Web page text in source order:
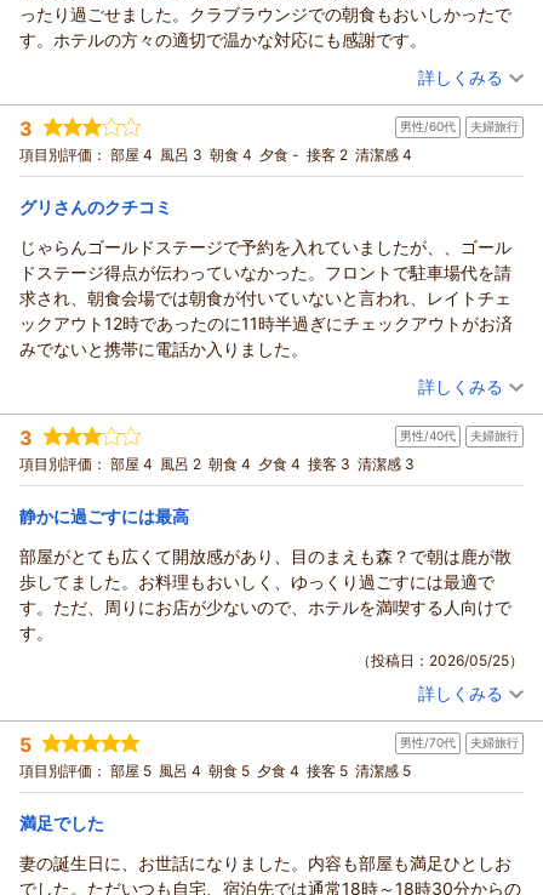
ったり過ごせました。クラブラウンジでの朝食もおいしかったで
す。ホテルの方々の適切で温かな対応にも感謝です。
（投稿日：2026/06/01）
宿泊時期： 2026年05月宿泊 (その他)
投稿者： ともちゃんさん
宿泊プラン： 【じゃらんスペシャルウィーク】静けさと自然が寄り添う、京
都・宝ヶ池のひととき（朝食付き）
ツイン 朝のみ
宿泊価格帯： 15,001～16,000円(大人一人あたり/税込)
詳しくみる
3 男性/60代 夫婦旅行
項目別評価： 部屋 4 風呂 3 朝食 4 夕食 - 接客 2 清潔感 4
グリさんのクチコミ
じゃらんゴールドステージで予約を入れていましたが、、ゴール
ドステージ得点が伝わっていなかった。フロントで駐車場代を請
求され、朝食会場では朝食が付いていないと言われ、レイトチェ
ックアウト12時であったのに11時半過ぎにチェックアウトがお済
みでないと携帯に電話か入りました。
（投稿日：2026/05/31）
宿泊時期： 2026年05月宿泊 (夫婦旅行)
投稿者： グリさん(男性/60代)
宿泊プラン： 【じゃらんのお得な10日間】1月●心ほどける、京都・宝ヶ池
のやすらぎステイ（ラウンジ朝食付き）
ツイン 朝のみ
宿泊価格帯： 30,001円以上(大人一人あたり/税込)
詳しくみる
3 男性/40代 夫婦旅行
項目別評価： 部屋 4 風呂 2 朝食 4 夕食 4 接客 3 清潔感 3
静かに過ごすには最高
部屋がとても広くて開放感があり、目のまえも森？で朝は鹿が散
歩してました。お料理もおいしく、ゆっくり過ごすには最適で
す。ただ、周りにお店が少ないので、ホテルを満喫する人向けで
す。
（投稿日：2026/05/25）
投稿者： ベルクラウスさん(男性/40代)
宿泊プラン： 夕食は気軽にコースディナーで京都を満喫！（夕朝食付き）
ツイン 朝・夕
宿泊価格帯： 20,001～21,000円(大人一人あたり/税込)
詳しくみる
5 男性/70代 夫婦旅行
項目別評価： 部屋 5 風呂 4 朝食 5 夕食 4 接客 5 清潔感 5
満足でした
妻の誕生日に、お世話になりました。内容も部屋も満足ひとしお
でした。ただいつも自宅、宿泊先では通常18時～18時30分からの